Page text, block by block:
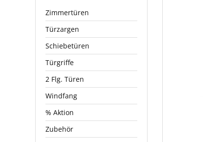
Zimmertüren
Türzargen
Schiebetüren
Türgriffe
2 Flg. Türen
Windfang
% Aktion
Zubehör